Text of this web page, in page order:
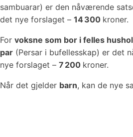
sambuarar) er den nåværende
det nye forslaget – 14 300 kroner.
For voksne som bor i felles
par (Persar i bufellesskap) er det
nye forslaget – 7 200 kroner.
Når det gjelder barn, kan de nye